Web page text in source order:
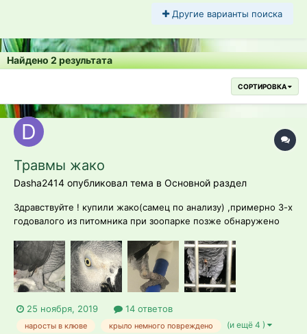
Другие варианты поиска
Найдено 2 результата
СОРТИРОВКА
Травмы жако
Dasha2414 опубликовал тема в Основной раздел
Здравствуйте ! купили жако(самец по анализу) ,примерно 3-х
годовалого из питомника при зоопарке позже обнаружено
на грудке 3)рана на крыле и подрезаны маховые перья на
одном из крыльев 4)что-то похожее на опухоль...
25 ноября, 2019 14 ответов
наросты в клюве крыло немного повреждено (и ещё 4 )